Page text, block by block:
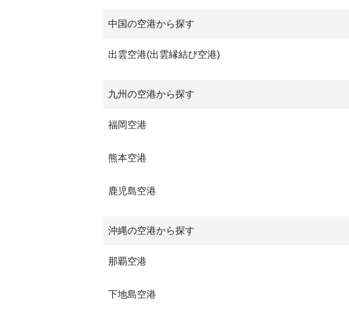
中国の空港から探す
出雲空港(出雲縁結び空港)
九州の空港から探す
福岡空港
熊本空港
鹿児島空港
沖縄の空港から探す
那覇空港
下地島空港